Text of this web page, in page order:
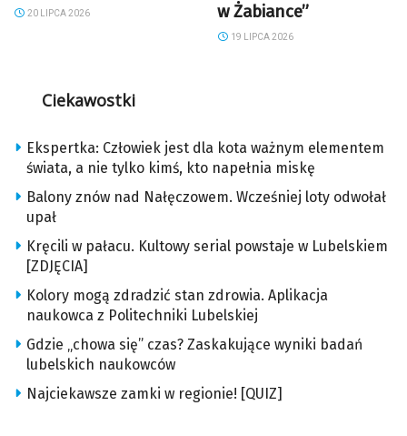
20 LIPCA 2026
w Żabiance”
19 LIPCA 2026
Ciekawostki
Ekspertka: Człowiek jest dla kota ważnym elementem
świata, a nie tylko kimś, kto napełnia miskę
Balony znów nad Nałęczowem. Wcześniej loty odwołał
upał
Kręcili w pałacu. Kultowy serial powstaje w Lubelskiem
[ZDJĘCIA]
Kolory mogą zdradzić stan zdrowia. Aplikacja
naukowca z Politechniki Lubelskiej
Gdzie „chowa się” czas? Zaskakujące wyniki badań
lubelskich naukowców
Najciekawsze zamki w regionie! [QUIZ]